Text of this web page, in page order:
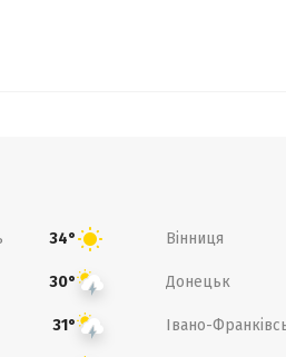
34° Вінниця
30° Донецьк
31° Івано-